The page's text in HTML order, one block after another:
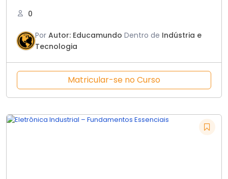
0
Por Autor: Educamundo Dentro de Indústria e
Tecnologia
Matricular-se no Curso